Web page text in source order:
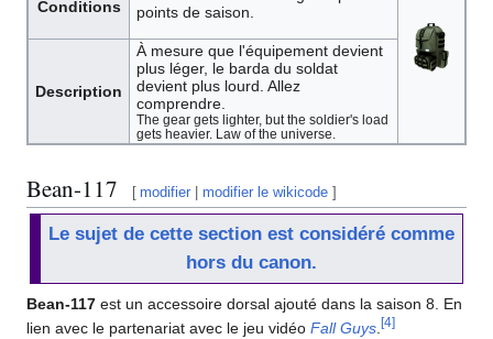
Conditions
points de saison.
Description
À mesure que l'équipement devient
plus léger, le barda du soldat
devient plus lourd. Allez
comprendre.
The gear gets lighter, but the soldier's load
gets heavier. Law of the universe.
Bean-117 [ modifier |modifier le wikicode ]
Le sujet de cette section est considéré comme
hors du canon.
Bean-117 est un accessoire dorsal ajouté dans la saison 8. En
lien avec le partenariat avec le jeu vidéo Fall Guys. [4]